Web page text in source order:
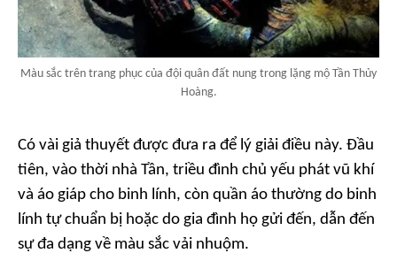
Màu sắc trên trang phục của đội quân đất nung trong lặng mộ Tần Thủy
Hoàng.
Có vài giả thuyết được đưa ra để lý giải điều này. Đầu
tiên, vào thời nhà Tần, triều đình chủ yếu phát vũ khí
và áo giáp cho binh lính, còn quần áo thường do binh
lính tự chuẩn bị hoặc do gia đình họ gửi đến, dẫn đến
sự đa dạng về màu sắc vải nhuộm.